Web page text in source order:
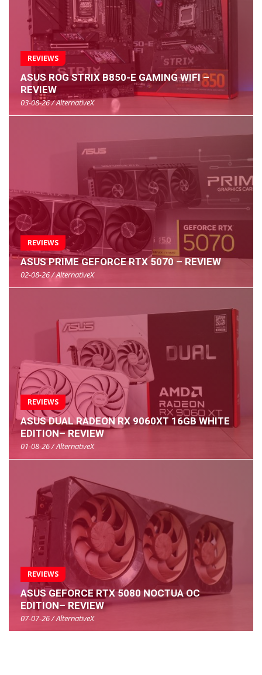
REVIEWS
ASUS ROG STRIX B850-E GAMING WIFI –
REVIEW
03-08-26 / AlternativeX
REVIEWS
ASUS PRIME GEFORCE RTX 5070 – REVIEW
02-08-26 / AlternativeX
REVIEWS
ASUS DUAL RADEON RX 9060XT 16GB WHITE
EDITION– REVIEW
01-08-26 / AlternativeX
REVIEWS
ASUS GEFORCE RTX 5080 NOCTUA OC
EDITION– REVIEW
07-07-26 / AlternativeX